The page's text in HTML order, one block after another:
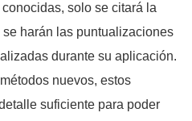
solo se citará la
harán las puntualizaciones
durante su aplicación.
nuevos, estos
suficiente para poder